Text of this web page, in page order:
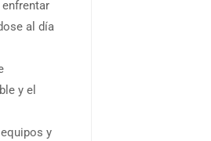
al día
y el
y